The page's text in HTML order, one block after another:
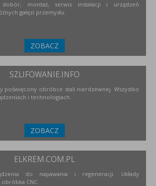
montaż, serwis instalacji i urządzeń
gałęzi przemysłu.
ZOBACZ
SZLIFOWANIE.INFO
poświęcony obróbce stali nierdzewnej. Wszystko
i technologiach.
ZOBACZ
ELKREM.COM.PL
do napawania i regeneracji. Układy
CNC.